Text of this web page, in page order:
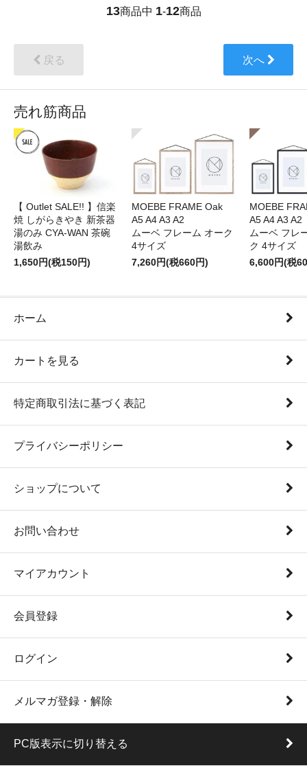
13商品中 1-12商品
戻る 次へ
売れ筋商品
【 Outlet SALE!! 】信楽
焼 しがらきやき 新茶器
湯のみ CYA-WAN 茶碗
湯飲み
1,650円(税150円)
MOEBE FRAME Oak
A5 A4 A3 A2
ムーベ フレーム オーク
4サイズ
7,260円(税660円)
MOEBE
A5 A4 A3 A2
ムーベ フレ
ク 4サイズ
6,600円(税
ホーム
カートを見る
特定商取引法に基づく表記
プライバシーポリシー
ショップについて
お問い合わせ
マイアカウント
会員登録
ログイン
メルマガ登録・解除
PC版表示に切り替える